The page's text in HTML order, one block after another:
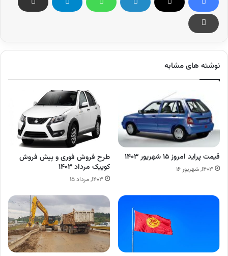
نوشته های مشابه
قیمت پراید امروز ۱۵ شهریور ۱۴۰۳
۱۴۰۳, شهریور ۱۶
طرح فروش فوری و پیش فروش
کوییک مرداد ۱۴۰۳
۱۴۰۳, مرداد ۱۵